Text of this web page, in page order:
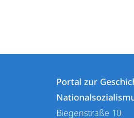
Informationen
Portal
zur
Portal zur
Biegenstraße 10